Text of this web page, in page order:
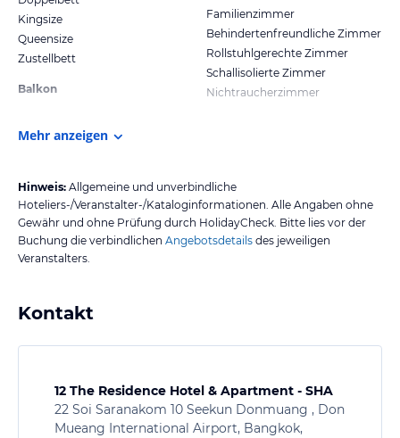
Kingsize
Queensize
Zustellbett
Balkon
Familienzimmer
Behindertenfreundliche Zimmer
Rollstuhlgerechte Zimmer
Schallisolierte Zimmer
Nichtraucherzimmer
Mehr anzeigen
Hinweis: Allgemeine und unverbindliche
Hoteliers-/Veranstalter-/Kataloginformationen. Alle Angaben ohne
Gewähr und ohne Prüfung durch HolidayCheck. Bitte lies vor der
Buchung die verbindlichen Angebotsdetails des jeweiligen
Veranstalters.
Kontakt
12 The Residence Hotel & Apartment - SHA
22 Soi Saranakom 10 Seekun Donmuang , Don
Mueang International Airport, Bangkok,